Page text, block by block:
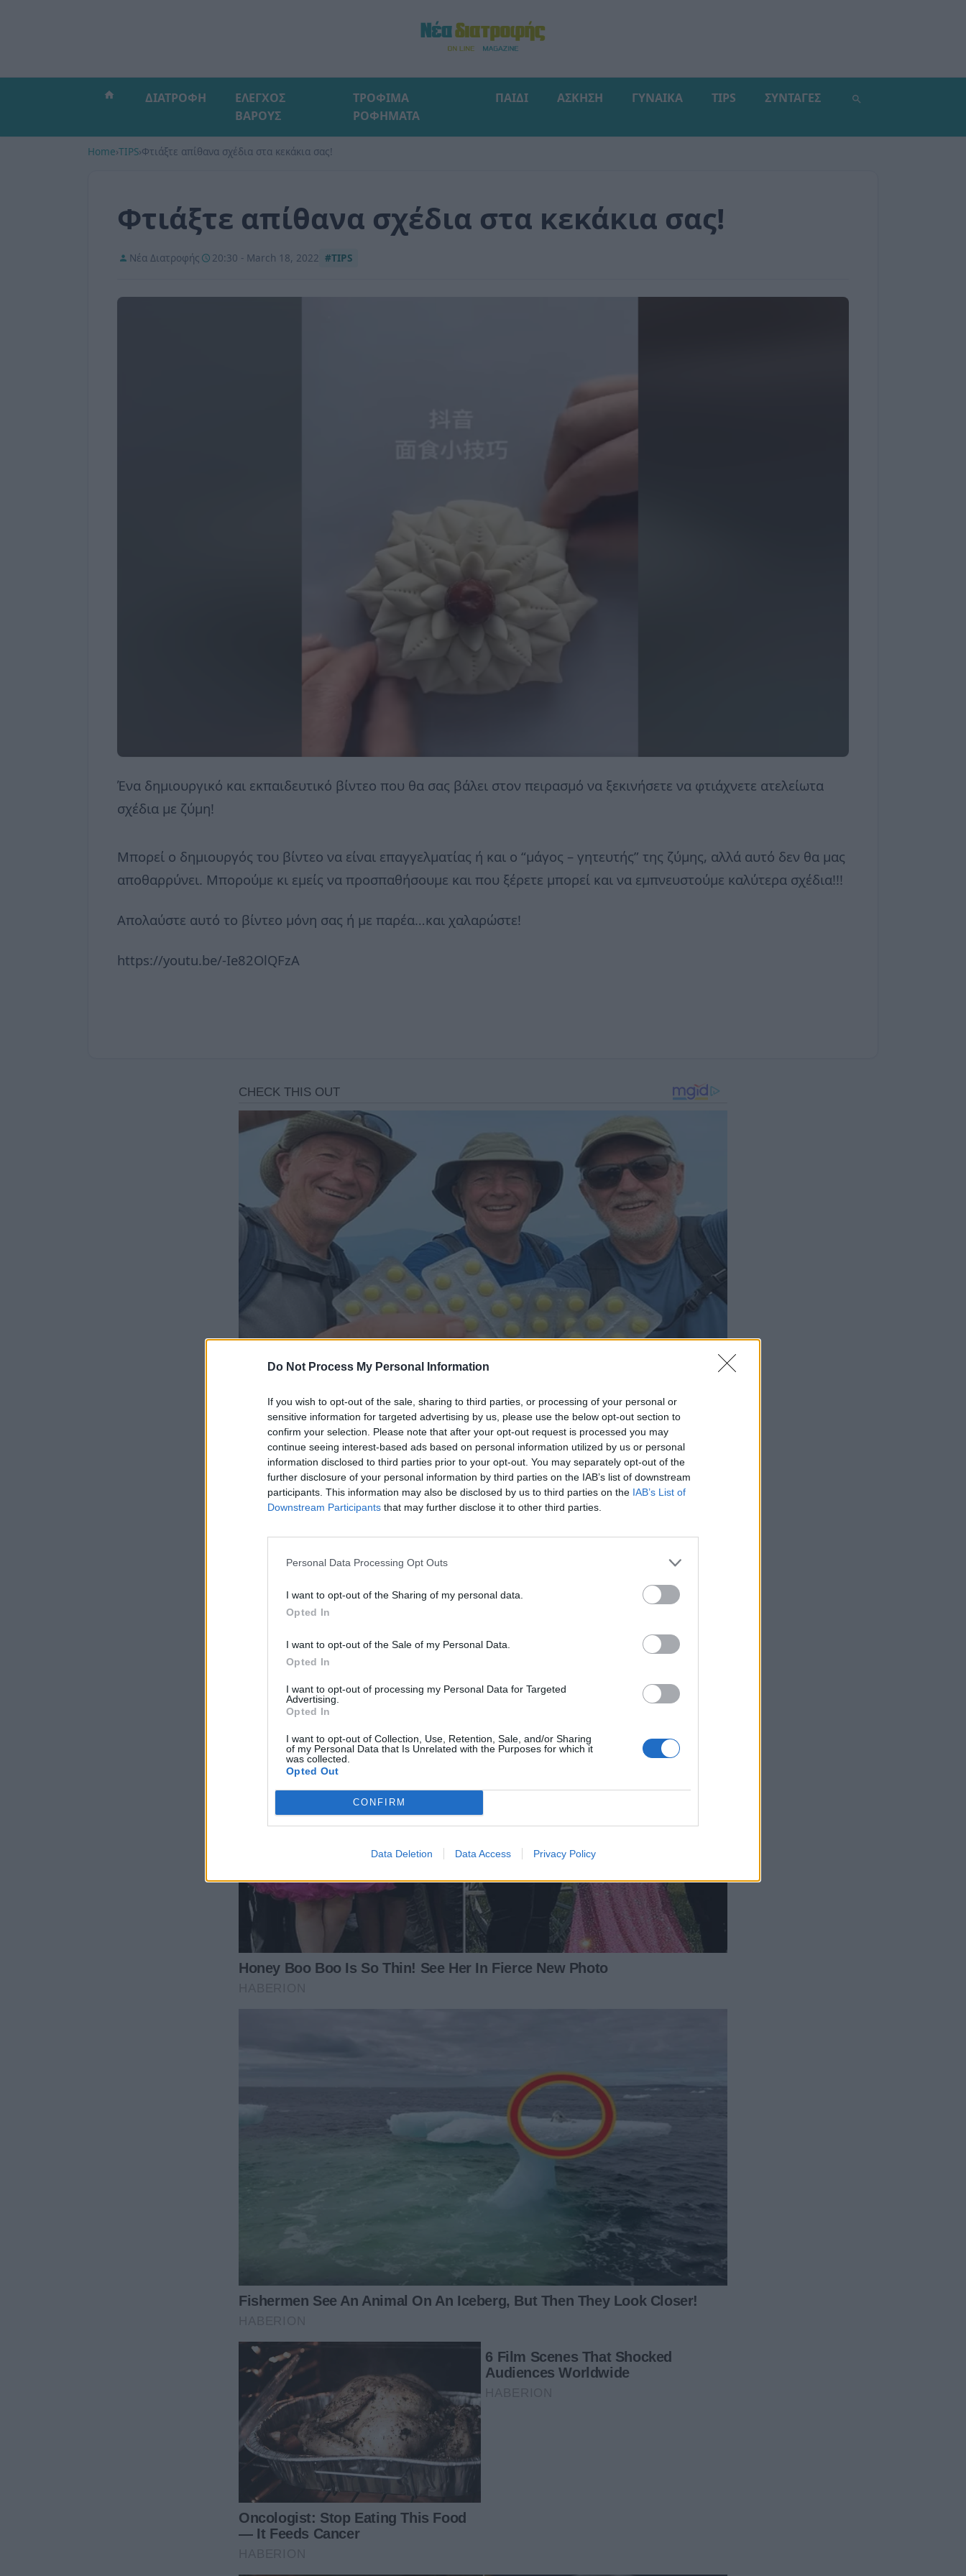
Do Not Process My Personal Information
If you wish to opt-out of the sale, sharing to third parties, or processing of your personal or
sensitive information for targeted advertising by us, please use the below opt-out section to
confirm your selection. Please note that after your opt-out request is processed you may
continue seeing interest-based ads based on personal information utilized by us or personal
information disclosed to third parties prior to your opt-out. You may separately opt-out of the
further disclosure of your personal information by third parties on the IAB’s list of downstream
participants. This information may also be disclosed by us to third parties on the IAB’s List of
Downstream Participants that may further disclose it to other third parties.
Personal Data Processing Opt Outs
I want to opt-out of the Sharing of my personal data.
Opted In
I want to opt-out of the Sale of my Personal Data.
Opted In
I want to opt-out of processing my Personal Data for Targeted
Advertising.
Opted In
I want to opt-out of Collection, Use, Retention, Sale, and/or Sharing
of my Personal Data that Is Unrelated with the Purposes for which it
was collected.
Opted Out
CONFIRM
Data Deletion Data Access Privacy Policy
ΔΙΑΤΡΟΦΗ
ΕΛΕΓΧΟΣ
ΒΑΡΟΥΣ
ΤΡΟΦΙΜΑ
ΡΟΦΗΜΑΤΑ
ΠΑΙΔΙ ΑΣΚΗΣΗ ΓΥΝΑΙΚΑ TIPS ΣΥΝΤΑΓΕΣ
Home›TIPS›Φτιάξτε απίθανα σχέδια στα κεκάκια σας!
Φτιάξτε απίθανα σχέδια στα κεκάκια σας!
Νέα Διατροφής 20:30 - March 18, 2022 #TIPS
Ένα δημιουργικό και εκπαιδευτικό βίντεο που θα σας βάλει στον πειρασμό να ξεκινήσετε να φτιάχνετε ατελείωτα
σχέδια με ζύμη!
Μπορεί ο δημιουργός του βίντεο να είναι επαγγελματίας ή και ο “μάγος – γητευτής” της ζύμης, αλλά αυτό δεν θα μας
αποθαρρύνει. Μπορούμε κι εμείς να προσπαθήσουμε και που ξέρετε μπορεί και να εμπνευστούμε καλύτερα σχέδια!!!
Απολαύστε αυτό το βίντεο μόνη σας ή με παρέα…και χαλαρώστε!
https://youtu.be/-Ie82OlQFzA